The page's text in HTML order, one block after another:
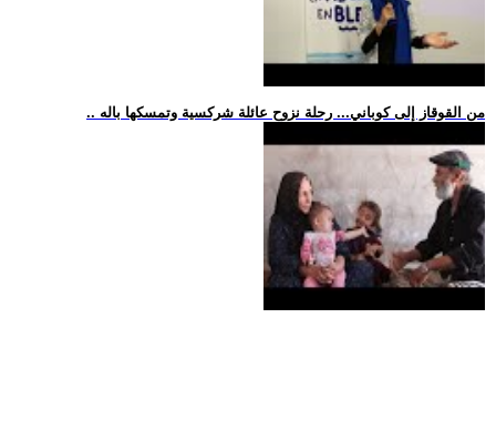
.. من القوقاز إلى كوباني... رحلة نزوح عائلة شركسية وتمسكها باله